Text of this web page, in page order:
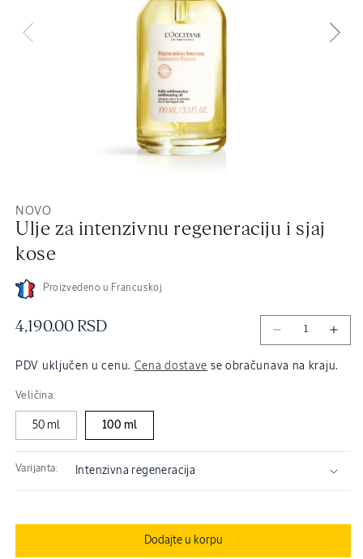
Open
media
modal
NOVO
Ulje za intenzivnu regeneraciju i sjaj
kose
Proizvedeno u Francuskoj
Redovna
4,190.00 RSD
PDV uključen u cenu. Cena dostave se obračunava na kraju.
Veličina:
50 ml 100 ml
Varijanta:
Dodajte u korpu